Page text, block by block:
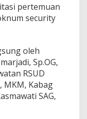
pertemuan
security
oleh
Sp.OG,
RSUD
MKM, Kabag
SAG,